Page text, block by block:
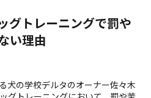
グトレーニングで罰や
い理由
犬の学校デルタのオーナー佐々木